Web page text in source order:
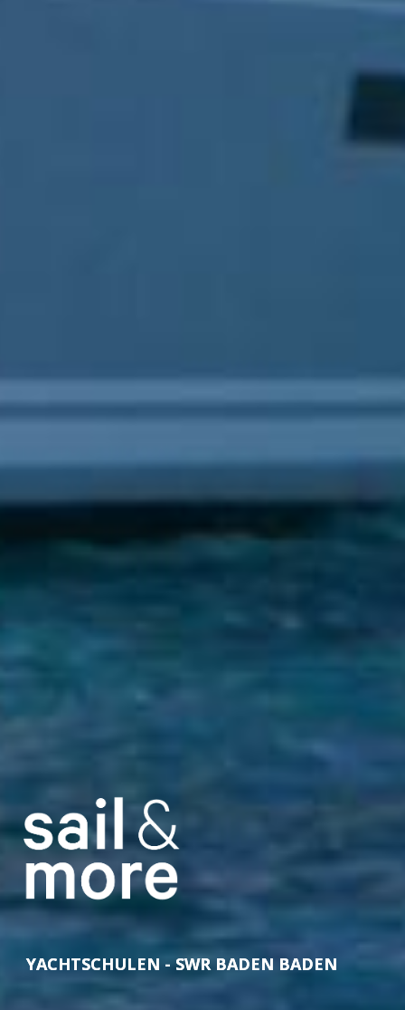
YACHTSCHULEN - SWR BADEN BADEN